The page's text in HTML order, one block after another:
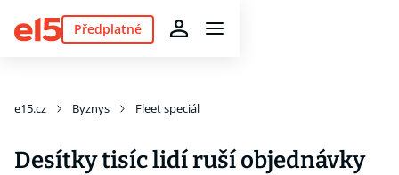
Předplatné
e15.cz Byznys Fleet speciál
Desítky tisíc lidí ruší objednávky